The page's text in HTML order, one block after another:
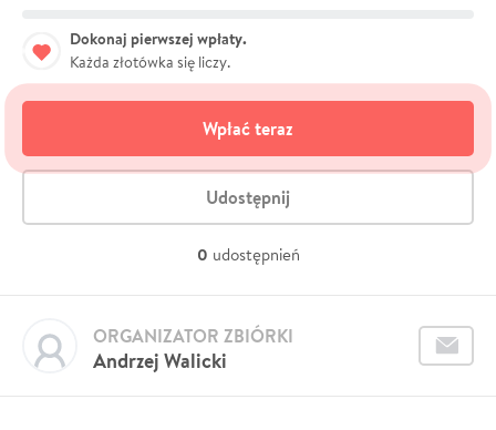
Dokonaj pierwszej wpłaty.
Każda złotówka się liczy.
Wpłać teraz
Udostępnij
0 udostępnień
Andrzej Walicki
ORGANIZATOR ZBIÓRKI